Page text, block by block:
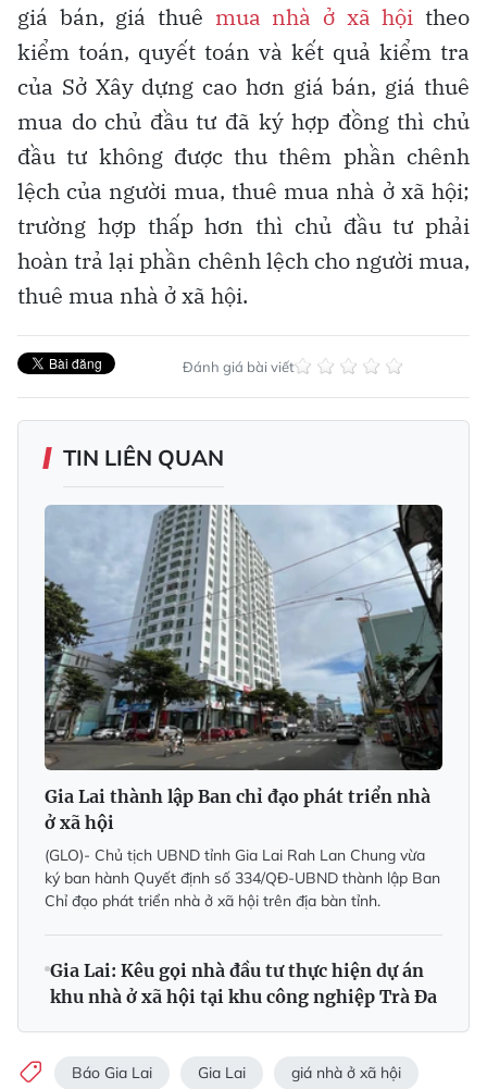
giá bán, giá thuê mua nhà ở xã hội theo
kiểm toán, quyết toán và kết quả kiểm tra
của Sở Xây dựng cao hơn giá bán, giá thuê
mua do chủ đầu tư đã ký hợp đồng thì chủ
đầu tư không được thu thêm phần chênh
lệch của người mua, thuê mua nhà ở xã hội;
trường hợp thấp hơn thì chủ đầu tư phải
hoàn trả lại phần chênh lệch cho người mua,
thuê mua nhà ở xã hội.
Đánh giá bài viết
TIN LIÊN QUAN
Gia Lai thành lập Ban chỉ đạo phát triển nhà
ở xã hội
(GLO)- Chủ tịch UBND tỉnh Gia Lai Rah Lan Chung vừa
ký ban hành Quyết định số 334/QĐ-UBND thành lập Ban
Chỉ đạo phát triển nhà ở xã hội trên địa bàn tỉnh.
Gia Lai: Kêu gọi nhà đầu tư thực hiện dự án
khu nhà ở xã hội tại khu công nghiệp Trà Đa
Báo Gia Lai Gia Lai giá nhà ở xã hội